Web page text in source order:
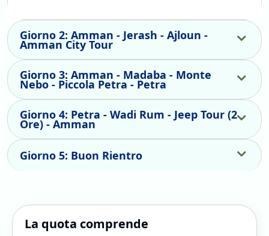
Giorno 2: Amman - Jerash - Ajloun -
Amman City Tour
Giorno 3: Amman - Madaba - Monte
Nebo - Piccola Petra - Petra
Giorno 4: Petra - Wadi Rum - Jeep Tour (2
Ore) - Amman
Giorno 5: Buon Rientro
La quota comprende